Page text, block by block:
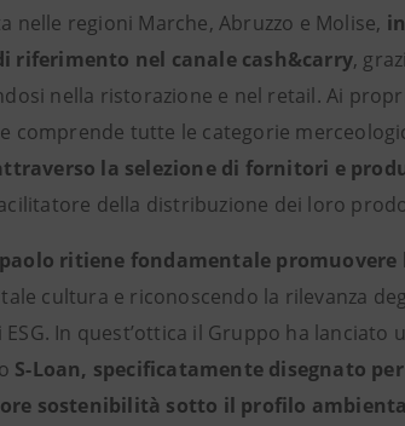
nelle regioni Marche, Abruzzo e Molise,
riferimento nel canale cash&carry,
nella ristorazione e nel retail. Ai
comprende tutte le categorie
la selezione di fornitori e
della distribuzione dei loro
ritiene fondamentale
cultura e riconoscendo la rilevanza
In quest’ottica il Gruppo ha
S-Loan, specificatamente disegnato
sostenibilità sotto il profilo